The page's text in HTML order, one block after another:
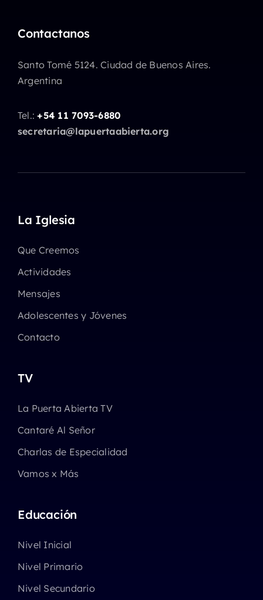
Contactanos
Santo Tomé 5124. Ciudad de Buenos Aires.
Argentina
Tel.:+54 11 7093-6880
secretaria@lapuertaabierta.org
La Iglesia
Que Creemos
Actividades
Mensajes
Adolescentes y Jóvenes
Contacto
TV
La Puerta Abierta TV
Cantaré Al Señor
Charlas de Especialidad
Vamos x Más
Educación
Nivel Inicial
Nivel Primario
Nivel Secundario